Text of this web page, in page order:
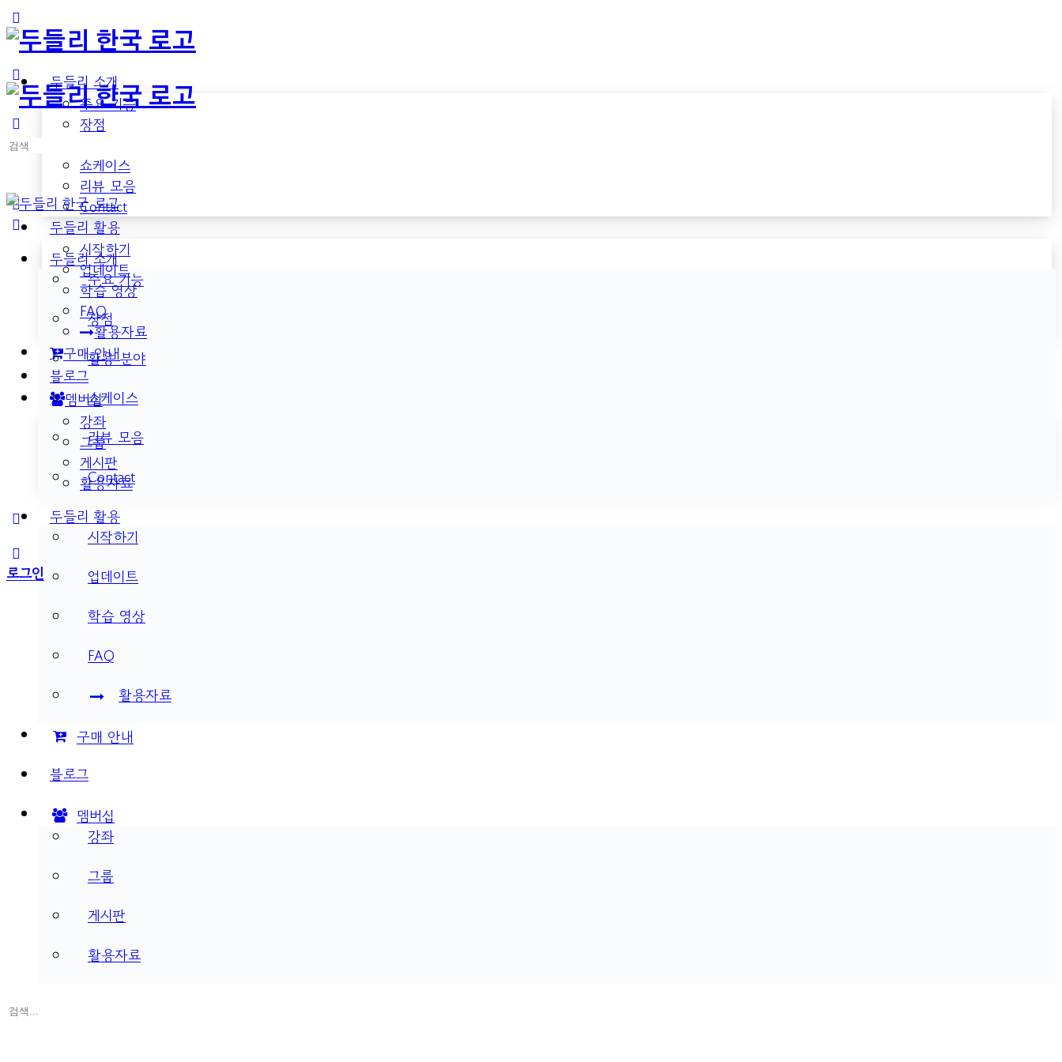
Side
Panel
두들리 소개
주요 기능
장점
쇼케이스
리뷰 모음
Contact
두들리 활용
시작하기
업데이트
학습 영상
FAQ
활용자료
구매 안내
블로그
멤버십
강좌
그룹
게시판
활용자료
More
options
로그인
검
두들리 소개
주요 기능
장점
활용 분야
쇼케이스
리뷰 모음
Contact
두들리 활용
시작하기
업데이트
학습 영상
FAQ
활용자료
구매 안내
블로그
멤버십
강좌
그룹
게시판
활용자료
검